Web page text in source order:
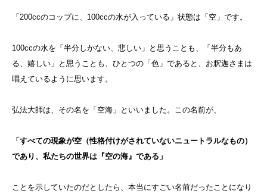
「200ccのコップに、100ccの水が入っている」状態は「空」です。
100ccの水を「半分しかない、悲しい」と思うことも、「半分もあ
る、嬉しい」と思うことも、ひとつの「色」であると、お釈迦さまは
唱えているように思います。
弘法大師は、その名を「空海」といいました。この名前が、
「すべての現象が空（性格付けがされていないニュートラルなもの）
であり、私たちの世界は『空の海』である」
ことを示していたのだとしたら、本当にすごい名前だったことになり